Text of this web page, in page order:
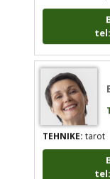
TEHNIKE:tarot